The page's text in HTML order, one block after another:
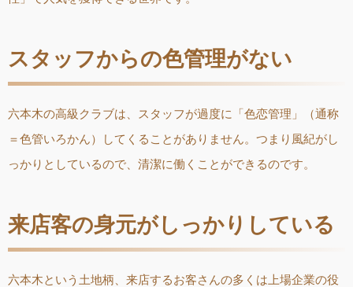
スタッフからの色管理がない
六本木の高級クラブは、スタッフが過度に「色恋管理」（通称
＝色管いろかん）してくることがありません。つまり風紀がし
っかりとしているので、清潔に働くことができるのです。
来店客の身元がしっかりしている
六本木という土地柄、来店するお客さんの多くは上場企業の役